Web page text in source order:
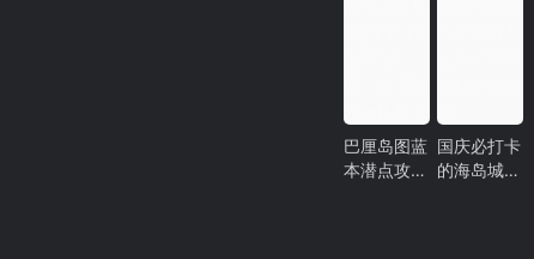
巴厘岛图蓝
本潜点攻
国庆必打卡
的海岛城市